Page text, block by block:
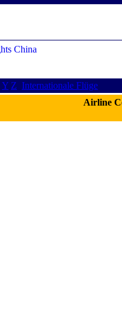
Y Z Internationale Flüge
Airline